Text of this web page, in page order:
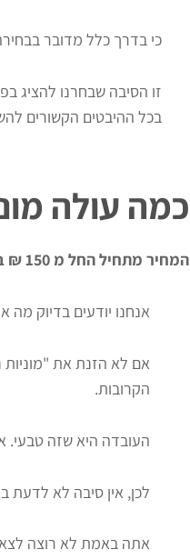
כי בדרך כלל מדובר
זו הסיבה שבחרנו להציג
בכל ההיבטים הקשורים
כמה עולה
המחיר מתחיל החל מ 150 ₪ בלבד !
אנחנו יודעים בדיוק מה
אם לא הזנת את "מוניות
הקרובות.
העובדה היא שזה טבעי.
לכן, אין סיבה לא לדעת
אתה באמת לא רוצה